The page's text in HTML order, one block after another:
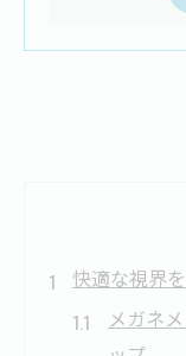
快適な視界
メガネ